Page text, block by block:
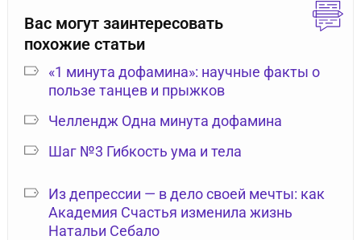
Вас могут заинтересовать
похожие статьи
«1 минута дофамина»: научные факты о
пользе танцев и прыжков
Челлендж Одна минута дофамина
Шаг №3 Гибкость ума и тела
Из депрессии — в дело своей мечты: как
Академия Счастья изменила жизнь
Натальи Себало